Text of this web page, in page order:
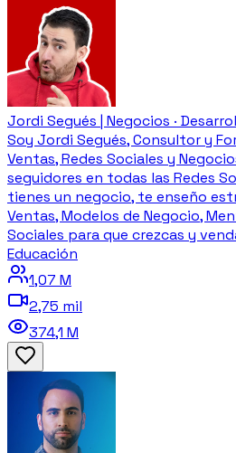
Jordi Segués | Negocios ·
Soy Jordi Segués, Consultor y
Ventas, Redes Sociales y
seguidores en todas las Redes
tienes un negocio, te enseño
Ventas, Modelos de Negocio,
Sociales para que crezcas y
Educación
1,07 M
2,75 mil
374,1 M